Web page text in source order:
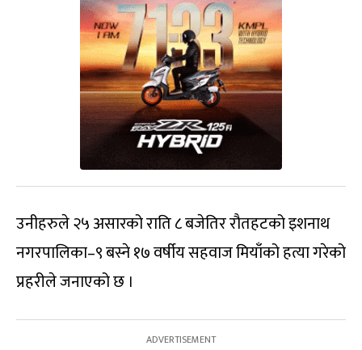
उनीहरुले २५ असारको राति ८ बजेतिर रौतहटको इशनाथ
नगरपालिका–९ बस्ने १७ वर्षीय सहवाज मियाँको हत्या गरेको
प्रहरीले जनाएको छ ।